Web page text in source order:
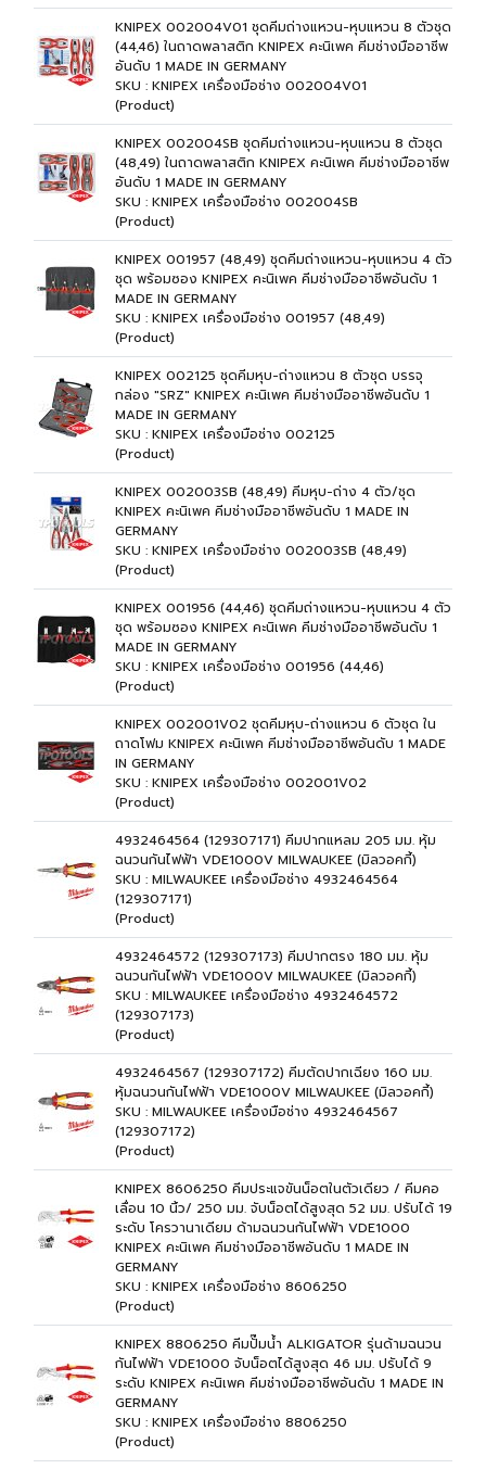
KNIPEX 002004V01 ชุดคีมถ่างแหวน-หุบแหวน 8 ตัวชุด
(44,46) ในถาดพลาสติก KNIPEX คะนิเพค คีมช่างมืออาชีพ
อันดับ 1 MADE IN GERMANY
SKU : KNIPEX เครื่องมือช่าง 002004V01
(Product)
KNIPEX 002004SB ชุดคีมถ่างแหวน-หุบแหวน 8 ตัวชุด
(48,49) ในถาดพลาสติก KNIPEX คะนิเพค คีมช่างมืออาชีพ
อันดับ 1 MADE IN GERMANY
SKU : KNIPEX เครื่องมือช่าง 002004SB
(Product)
KNIPEX 001957 (48,49) ชุดคีมถ่างแหวน-หุบแหวน 4 ตัว
ชุด พร้อมซอง KNIPEX คะนิเพค คีมช่างมืออาชีพอันดับ 1
MADE IN GERMANY
SKU : KNIPEX เครื่องมือช่าง 001957 (48,49)
(Product)
KNIPEX 002125 ชุดคีมหุบ-ถ่างแหวน 8 ตัวชุด บรรจุ
กล่อง "SRZ" KNIPEX คะนิเพค คีมช่างมืออาชีพอันดับ 1
MADE IN GERMANY
SKU : KNIPEX เครื่องมือช่าง 002125
(Product)
KNIPEX 002003SB (48,49) คีมหุบ-ถ่าง 4 ตัว/ชุด
KNIPEX คะนิเพค คีมช่างมืออาชีพอันดับ 1 MADE IN
GERMANY
SKU : KNIPEX เครื่องมือช่าง 002003SB (48,49)
(Product)
KNIPEX 001956 (44,46) ชุดคีมถ่างแหวน-หุบแหวน 4 ตัว
ชุด พร้อมซอง KNIPEX คะนิเพค คีมช่างมืออาชีพอันดับ 1
MADE IN GERMANY
SKU : KNIPEX เครื่องมือช่าง 001956 (44,46)
(Product)
KNIPEX 002001V02 ชุดคีมหุบ-ถ่างแหวน 6 ตัวชุด ใน
ถาดโฟม KNIPEX คะนิเพค คีมช่างมืออาชีพอันดับ 1 MADE
IN GERMANY
SKU : KNIPEX เครื่องมือช่าง 002001V02
(Product)
4932464564 (129307171) คีมปากแหลม 205 มม. หุ้ม
ฉนวนกันไฟฟ้า VDE1000V MILWAUKEE (มิลวอคกี้)
SKU : MILWAUKEE เครื่องมือช่าง 4932464564
(129307171)
(Product)
4932464572 (129307173) คีมปากตรง 180 มม. หุ้ม
ฉนวนกันไฟฟ้า VDE1000V MILWAUKEE (มิลวอคกี้)
SKU : MILWAUKEE เครื่องมือช่าง 4932464572
(129307173)
(Product)
4932464567 (129307172) คีมตัดปากเฉียง 160 มม.
หุ้มฉนวนกันไฟฟ้า VDE1000V MILWAUKEE (มิลวอคกี้)
SKU : MILWAUKEE เครื่องมือช่าง 4932464567
(129307172)
(Product)
KNIPEX 8606250 คีมประแจขันน็อตในตัวเดียว / คีมคอ
เลื่อน 10 นิ้ว/ 250 มม. จับน็อตได้สูงสุด 52 มม. ปรับได้ 19
ระดับ โครวานาเดียม ด้ามฉนวนกันไฟฟ้า VDE1000
KNIPEX คะนิเพค คีมช่างมืออาชีพอันดับ 1 MADE IN
GERMANY
SKU : KNIPEX เครื่องมือช่าง 8606250
(Product)
KNIPEX 8806250 คีมปั๊มน้ำ ALKIGATOR รุ่นด้ามฉนวน
กันไฟฟ้า VDE1000 จับน็อตได้สูงสุด 46 มม. ปรับได้ 9
ระดับ KNIPEX คะนิเพค คีมช่างมืออาชีพอันดับ 1 MADE IN
GERMANY
SKU : KNIPEX เครื่องมือช่าง 8806250
(Product)